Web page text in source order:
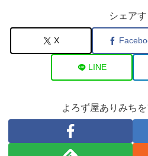
シェアす
X
LINE
よろず屋ありみち